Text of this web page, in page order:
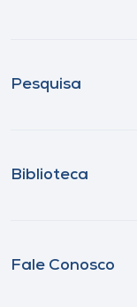
Pesquisa
Biblioteca
Fale Conosco